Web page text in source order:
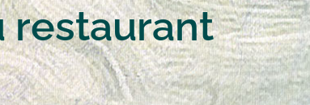
restaurant